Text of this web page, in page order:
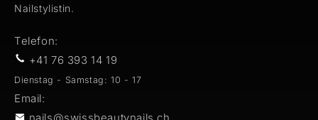
Nailstylistin.
Telefon:
+41 76 393 14 19
Dienstag - Samstag: 10 - 17
Email: